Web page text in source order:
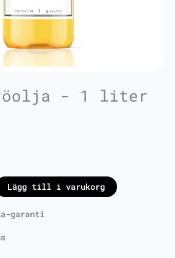
- 1 liter
Lägg till i varukorg
garanti